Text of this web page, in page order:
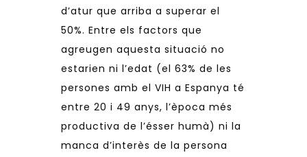
d’atur que arriba a superar el
50%. Entre els factors que
agreugen aquesta situació no
estarien ni l’edat (el 63% de les
persones amb el VIH a Espanya té
entre 20 i 49 anys, l’època més
productiva de l’ésser humà) ni la
manca d’interès de la persona